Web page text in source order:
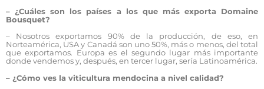
– ¿Cuáles son los países a los que más exporta Domaine
Bousquet?
– Nosotros exportamos 90% de la producción, de eso, en
Norteamérica, USA y Canadá son uno 50%, más o menos, del total
que exportamos. Europa es el segundo lugar más importante
donde vendemos y, después, en tercer lugar, sería Latinoamérica.
– ¿Cómo ves la viticultura mendocina a nivel calidad?